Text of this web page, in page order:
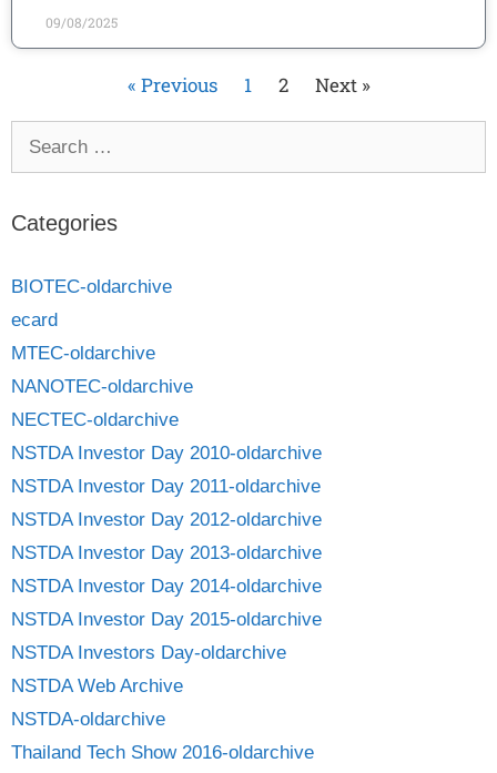
09/08/2025
« Previous 1 2 Next »
Categories
BIOTEC-oldarchive
ecard
MTEC-oldarchive
NANOTEC-oldarchive
NECTEC-oldarchive
NSTDA Investor Day 2010-oldarchive
NSTDA Investor Day 2011-oldarchive
NSTDA Investor Day 2012-oldarchive
NSTDA Investor Day 2013-oldarchive
NSTDA Investor Day 2014-oldarchive
NSTDA Investor Day 2015-oldarchive
NSTDA Investors Day-oldarchive
NSTDA Web Archive
NSTDA-oldarchive
Thailand Tech Show 2016-oldarchive